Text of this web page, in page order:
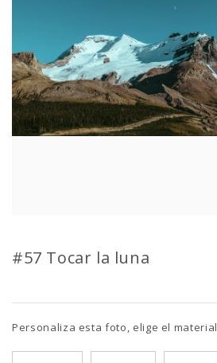
#57 Tocar la luna
Personaliza esta foto, elige el material